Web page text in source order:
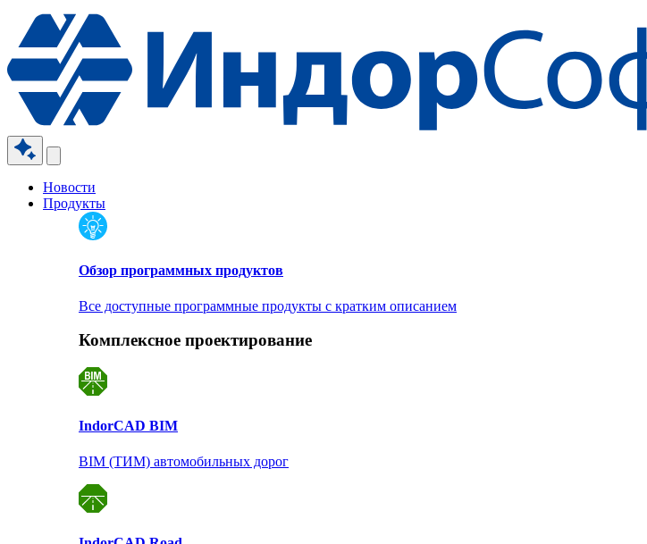
Новости
Продукты
Обзор программных продуктов
Все доступные программные продукты с кратким описанием
Комплексное проектирование
IndorCAD BIM
BIM (ТИМ) автомобильных дорог